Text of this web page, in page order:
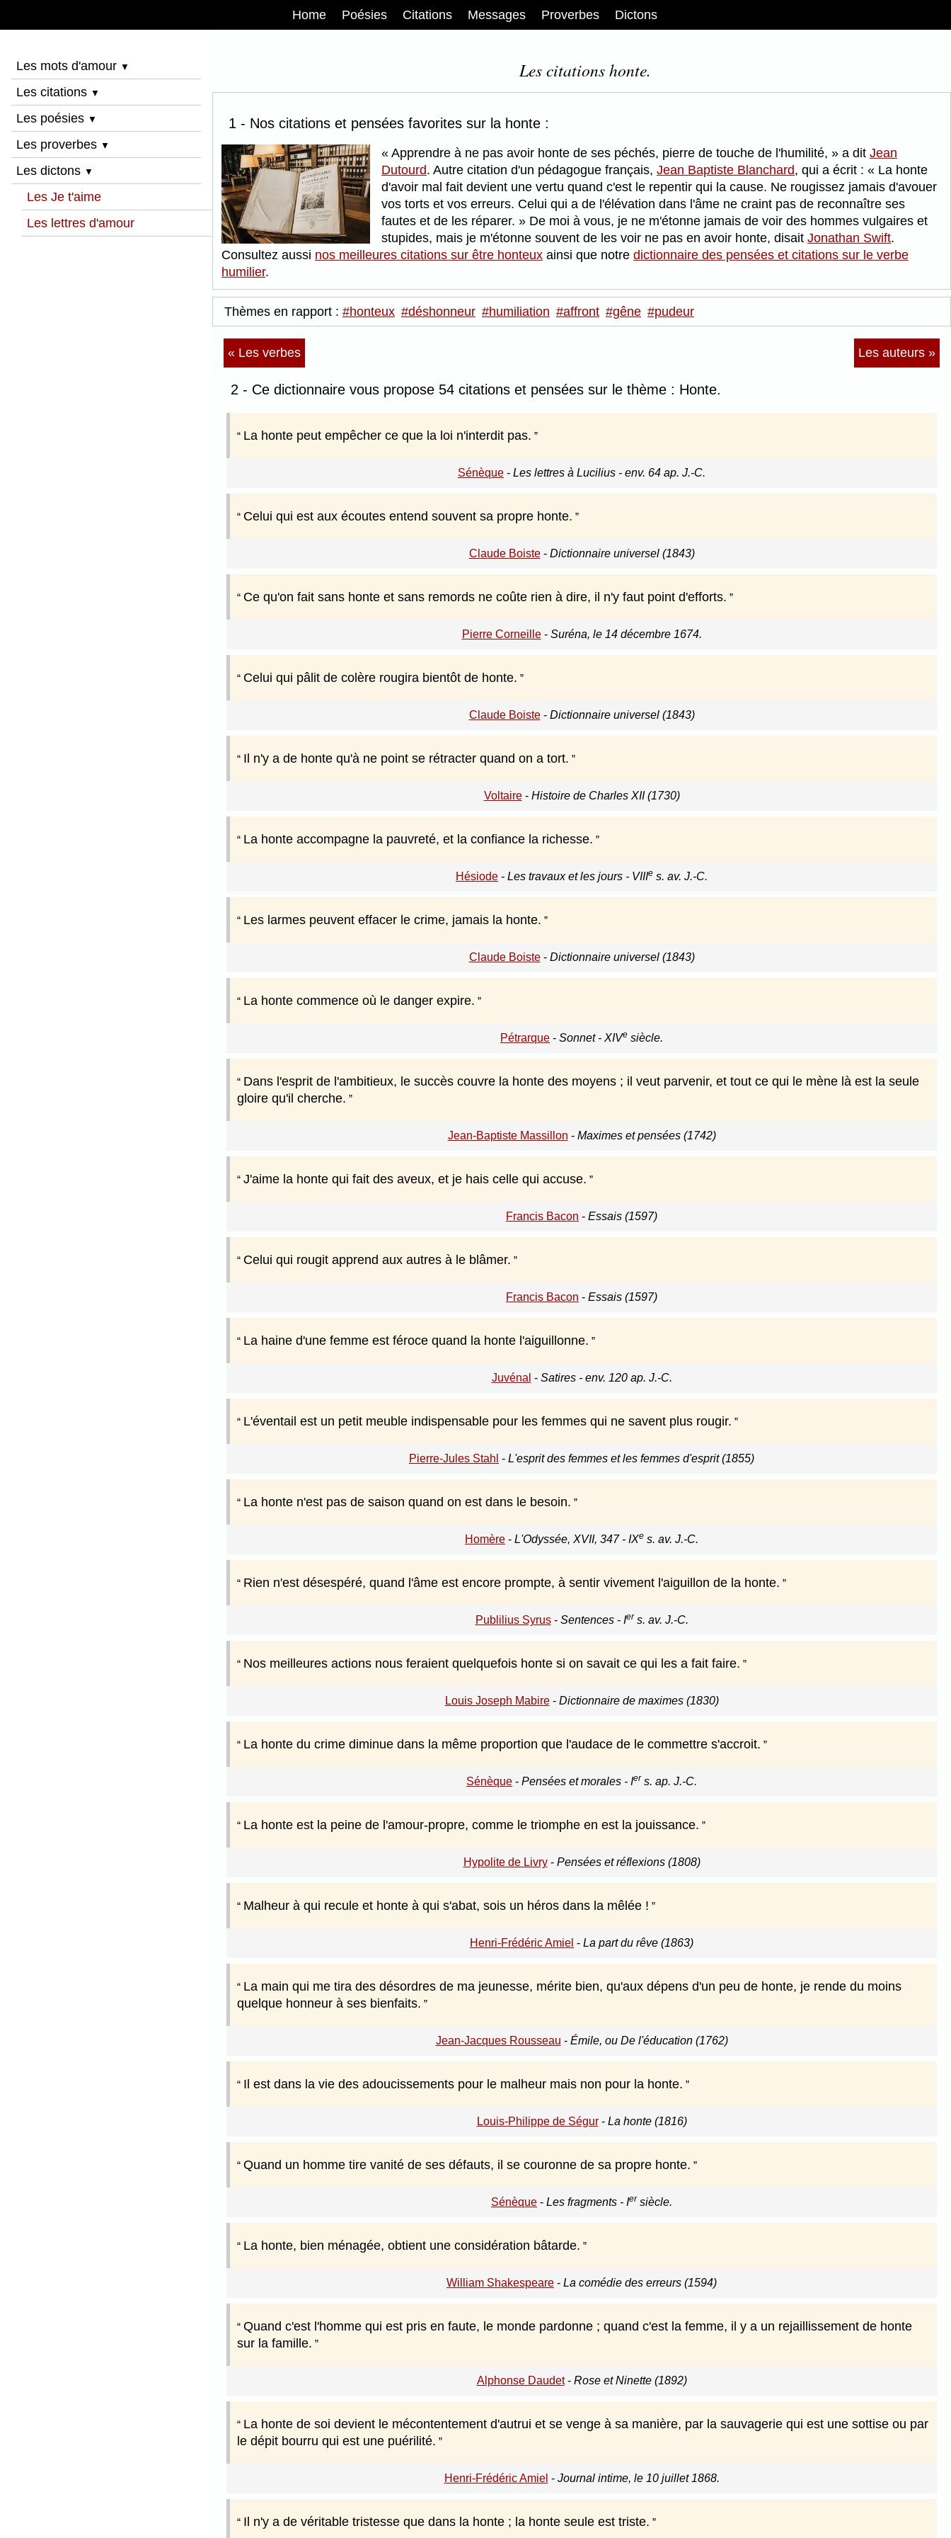
Home Poésies Citations Messages Proverbes Dictons
Les mots d'amour ▼
Les citations ▼
Les poésies ▼
Les proverbes ▼
Les dictons ▼
Les Je t'aime
Les lettres d'amour
Les citations honte.
1 - Nos citations et pensées favorites sur la honte :
Apprendre à ne pas avoir honte de ses péchés, pierre de touche de l'humilité, a dit Jean
Dutourd. Autre citation d'un pédagogue français, Jean Baptiste Blanchard, qui a écrit :
La honte
d'avoir mal fait devient une vertu quand c'est le repentir qui la cause. Ne rougissez jamais d'avouer
vos torts et vos erreurs. Celui qui a de l'élévation dans l'âme ne craint pas de reconnaître ses
fautes et de les réparer.
De moi à vous, je ne m'étonne jamais de voir des hommes vulgaires et
stupides, mais je m'étonne souvent de les voir ne pas en avoir honte, disait Jonathan Swift.
Consultez aussi nos meilleures citations sur être honteux ainsi que notre dictionnaire des pensées et citations sur le verbe
humilier.
Thèmes en rapport : #honteux #déshonneur #humiliation #affront #gêne #pudeur
« Les verbes Les auteurs »
2 - Ce dictionnaire vous propose 54 citations et pensées sur le thème : Honte.
La honte peut empêcher ce que la loi n'interdit pas.
Sénèque - Les lettres à Lucilius - env. 64 ap. J.-C.
Celui qui est aux écoutes entend souvent sa propre honte.
Claude Boiste- Dictionnaire universel (1843)
Ce qu'on fait sans honte et sans remords ne coûte rien à dire, il n'y faut point d'efforts.
Pierre Corneille- Suréna, le 14 décembre 1674.
Celui qui pâlit de colère rougira bientôt de honte.
Claude Boiste- Dictionnaire universel (1843)
Il n'y a de honte qu'à ne point se rétracter quand on a tort.
Voltaire- Histoire de Charles XII (1730)
La honte accompagne la pauvreté, et la confiance la richesse.
Hésiode - Les travaux et les jours - VIIIe s. av. J.-C.
Les larmes peuvent effacer le crime, jamais la honte.
Claude Boiste- Dictionnaire universel (1843)
La honte commence où le danger expire.
Pétrarque - Sonnet - XIVe siècle.
Dans l'esprit de l'ambitieux, le succès couvre la honte des moyens ; il veut parvenir, et tout ce qui le mène là est la seule
gloire qu'il cherche.
Jean-Baptiste Massillon - Maximes et pensées (1742)
J'aime la honte qui fait des aveux, et je hais celle qui accuse.
Francis Bacon - Essais (1597)
Celui qui rougit apprend aux autres à le blâmer.
Francis Bacon - Essais (1597)
La haine d'une femme est féroce quand la honte l'aiguillonne.
Juvénal - Satires - env. 120 ap. J.-C.
L'éventail est un petit meuble indispensable pour les femmes qui ne savent plus rougir.
Pierre-Jules Stahl - L'esprit des femmes et les femmes d'esprit (1855)
La honte n'est pas de saison quand on est dans le besoin.
Homère - L'Odyssée, XVII, 347 - IXe s. av. J.-C.
Rien n'est désespéré, quand l'âme est encore prompte, à sentir vivement l'aiguillon de la honte.
Publilius Syrus- Sentences - Ier s. av. J.-C.
Nos meilleures actions nous feraient quelquefois honte si on savait ce qui les a fait faire.
Louis Joseph Mabire- Dictionnaire de maximes (1830)
La honte du crime diminue dans la même proportion que l'audace de le commettre s'accroit.
Sénèque - Pensées et morales - Ier s. ap. J.-C.
La honte est la peine de l'amour-propre, comme le triomphe en est la jouissance.
Hypolite de Livry- Pensées et réflexions (1808)
Malheur à qui recule et honte à qui s'abat, sois un héros dans la mêlée !
Henri-Frédéric Amiel - La part du rêve (1863)
La main qui me tira des désordres de ma jeunesse, mérite bien, qu'aux dépens d'un peu de honte, je rende du moins
quelque honneur à ses bienfaits.
Jean-Jacques Rousseau - Émile, ou De l'éducation (1762)
Il est dans la vie des adoucissements pour le malheur mais non pour la honte.
Louis-Philippe de Ségur- La honte (1816)
Quand un homme tire vanité de ses défauts, il se couronne de sa propre honte.
Sénèque - Les fragments - Ier siècle.
La honte, bien ménagée, obtient une considération bâtarde.
William Shakespeare - La comédie des erreurs (1594)
Quand c'est l'homme qui est pris en faute, le monde pardonne ; quand c'est la femme, il y a un rejaillissement de honte
sur la famille.
Alphonse Daudet- Rose et Ninette (1892)
La honte de soi devient le mécontentement d'autrui et se venge à sa manière, par la sauvagerie qui est une sottise ou par
le dépit bourru qui est une puérilité.
Henri-Frédéric Amiel - Journal intime, le 10 juillet 1868.
Il n'y a de véritable tristesse que dans la honte ; la honte seule est triste.